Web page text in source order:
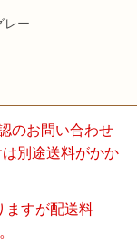
レー
のお問い合わせ
別途送料がかか
ますが配送料